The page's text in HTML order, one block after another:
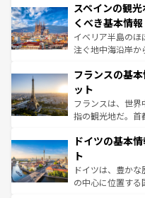
ろん、トスカー
景など、自然景観
ピザやパスタな
できる。朝目覚め
なお、新着のイタ
しい。
スペインの観
くべき基本情報
イベリア半島の
注ぐ地中海沿岸か
文化が根付くこの
れる闘牛、そして
る。首都マドリ
アートに溢れた街
せる。地方によっ
ンテンツ一覧 を参
フランスの基
ット
フランスは、世
指の観光地だ。首
で、幅広い魅力が
聖堂、美しいビー
から魅了する。
れ、フランス料理
ドイツの基本
ト
ドイツは、豊か
の中心に位置する